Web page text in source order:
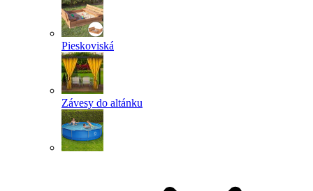
Pieskoviská
Závesy do altánku